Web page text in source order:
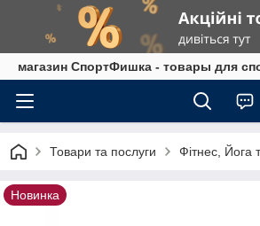
магазин СпортФишка - товары для
Товари та послуги Фітнес, Йога
Новинка